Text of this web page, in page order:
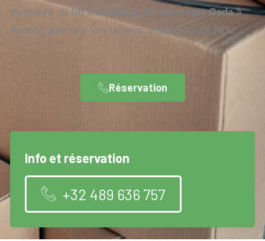
disposons de lift tractable et lift électrique Gedaà
Rebecq pour tous vos besoins urgents ou sur RDV.
Réservation
Info et réservation
+32 489 636 757